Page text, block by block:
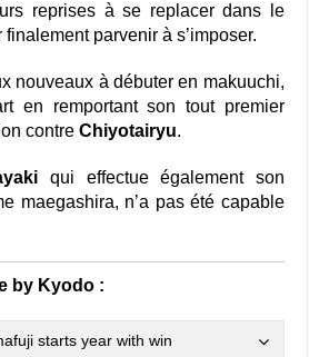
reprises à se replacer dans le
parvenir à s’imposer.
nouveaux à débuter en makuuchi,
en remportant son tout premier
contreChiyotairyu.
qui effectue également son
maegashira, n’a pas été capable
by Kyodo :
starts year with win